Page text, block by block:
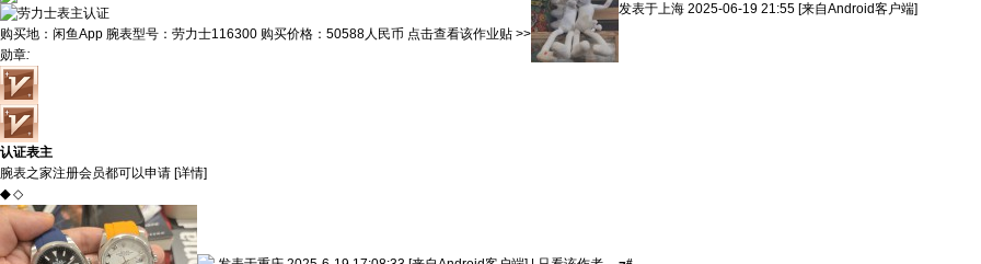
购买地： 闲鱼App 腕表型号： 劳力士116300 购买价格： 50588人民币 点击查看该作业贴 >>
勋章:
认证表主
腕表之家注册会员都可以申请 [详情]
◆ ◇
发表于上海 2025-06-19 21:55 [来自Android客户端]